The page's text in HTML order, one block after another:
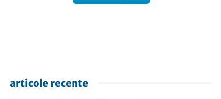
articole recente